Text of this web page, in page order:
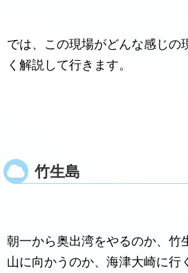
では、この現場がどんな感じの
く解説して行きます。
竹生島
朝一から奥出湾をやるのか、竹
山に向かうのか、海津大崎に行